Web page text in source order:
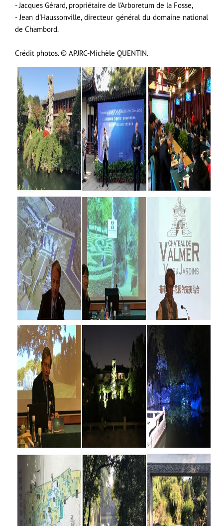
- Jacques Gérard, propriétaire de l'Arboretum de la Fosse,
- Jean d'Haussonville, directeur général du domaine national
de Chambord.
Crédit photos. © APJRC-Michèle QUENTIN.